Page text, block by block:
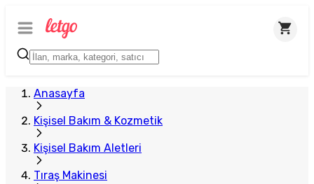
Anasayfa
Kişisel Bakım & Kozmetik
Kişisel Bakım Aletleri
Tıraş Makinesi